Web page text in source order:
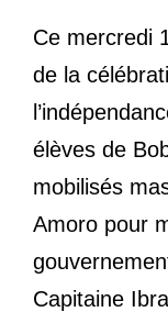
Ce mercredi
de la
élèves de
mobilisés
Amoro pour
Capitaine